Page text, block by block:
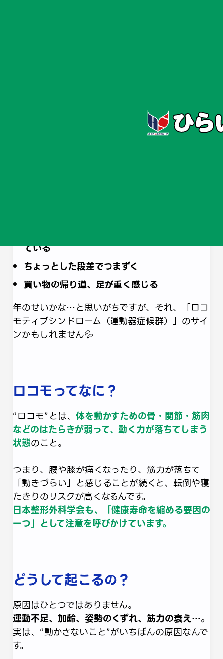
ている
ちょっとした段差でつまずく
買い物の帰り道、足が重く感じる
年のせいかな…と思いがちですが、それ、「ロコ
モティブシンドローム（運動器症候群）」のサイ
ンかもしれません💦
ロコモってなに？
“ロコモ”とは、 体を動かすための骨・関節・筋肉
などのはたらきが弱って、動く力が落ちてしまう
状態のこと。
つまり、腰や膝が痛くなったり、筋力が落ちて
「動きづらい」と感じることが続くと、転倒や寝
たきりのリスクが高くなるんです。
日本整形外科学会も、「健康寿命を縮める要因の
一つ」として注意を呼びかけています。
どうして起こるの？
原因はひとつではありません。
運動不足、加齢、姿勢のくずれ、筋力の衰え…。
実は、“動かさないこと”がいちばんの原因なんで
す。